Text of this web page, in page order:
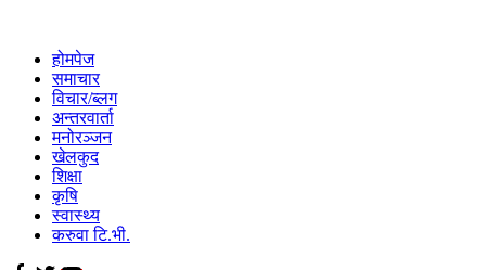
होमपेज
समाचार
विचार/ब्लग
अन्तरवार्ता
मनोरञ्जन
खेलकुद
शिक्षा
कृषि
स्वास्थ्य
करुवा टि.भी.